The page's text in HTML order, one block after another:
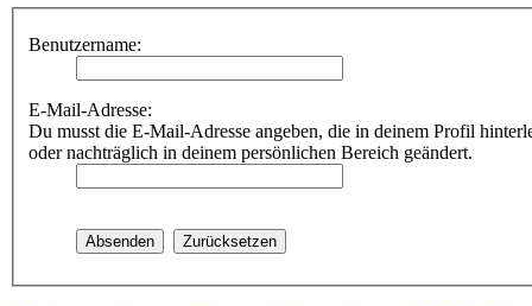
Benutzername:
E-Mail-Adresse:
Du musst die E-Mail-Adresse angeben, die in deinem Profil
oder nachträglich in deinem persönlichen Bereich geändert.